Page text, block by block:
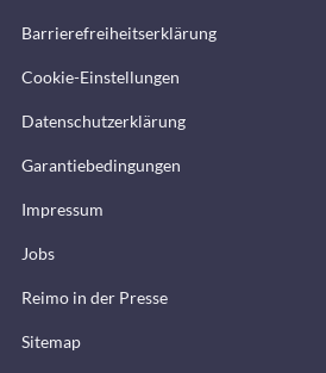
Barrierefreiheitserklärung
Cookie-Einstellungen
Datenschutzerklärung
Garantiebedingungen
Impressum
Jobs
Reimo in der Presse
Sitemap